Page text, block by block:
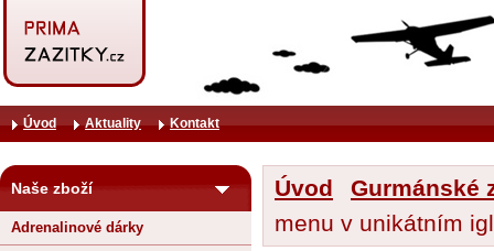
Úvod
Gurmánské
menu v unikátním
Naše zboží
Adrenalinové dárky
Úvod Aktuality Kontakt